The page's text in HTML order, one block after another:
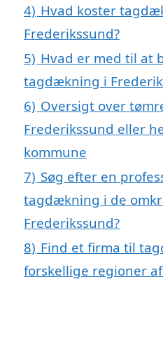
4) Hvad koster
Frederikssund?
5) Hvad er med til at
tagdækning i
6) Oversigt over
Frederikssund eller
kommune
7) Søg efter en
tagdækning i de
Frederikssund?
8) Find et firma til
forskellige regioner